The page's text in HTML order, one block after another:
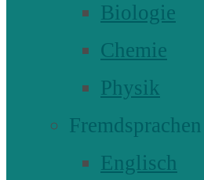
Biologie
Chemie
Physik
Fremdsprachen
Englisch